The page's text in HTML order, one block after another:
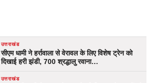
उत्तराखंड
सीएम धामी ने हर्रावाला से वेरावल के लिए विशेष ट्रेन को
दिखाई हरी झंडी, 700 श्रद्धालु रवाना…
उत्तराखंड